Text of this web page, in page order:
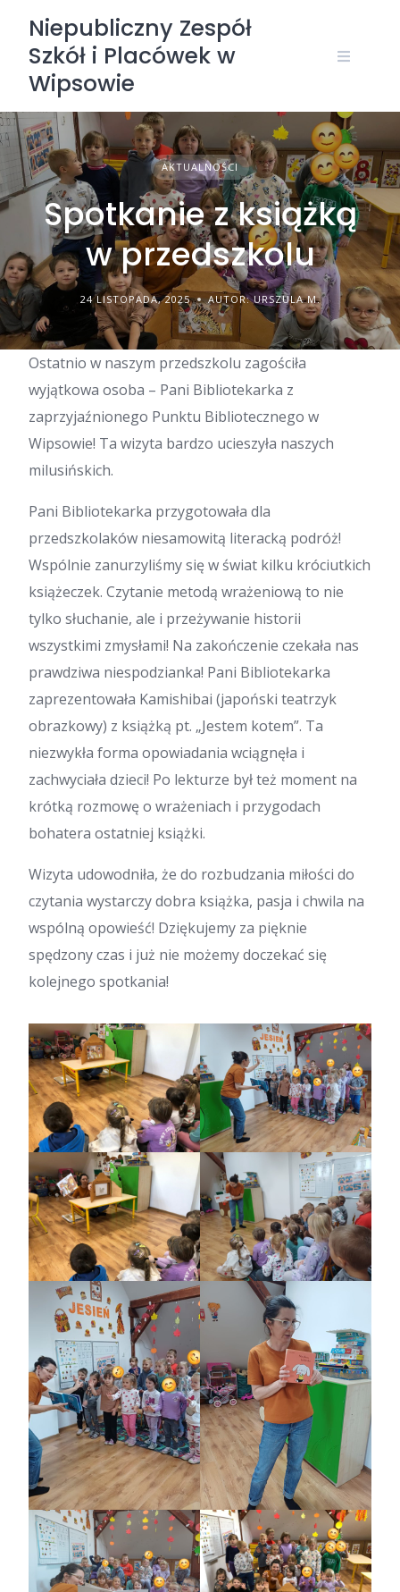
content
Niepubliczny Zespół
Szkół i Placówek w
Wipsowie
AKTUALNOŚCI
Spotkanie z książką
w przedszkolu
24 LISTOPADA, 2025 AUTOR: URSZULA M.
​Ostatnio w naszym przedszkolu zagościła
wyjątkowa osoba – Pani Bibliotekarka z
zaprzyjaźnionego Punktu Bibliotecznego w
Wipsowie! Ta wizyta bardzo ucieszyła naszych
milusińskich.
​Pani Bibliotekarka przygotowała dla
przedszkolaków niesamowitą literacką podróż!
Wspólnie zanurzyliśmy się w świat kilku króciutkich
książeczek. Czytanie metodą wrażeniową to nie
tylko słuchanie, ale i przeżywanie historii
wszystkimi zmysłami! Na zakończenie czekała nas
prawdziwa niespodzianka! Pani Bibliotekarka
zaprezentowała Kamishibai (japoński teatrzyk
obrazkowy) z książką pt. „Jestem kotem”. Ta
niezwykła forma opowiadania wciągnęła i
zachwyciała dzieci! Po lekturze był też moment na
krótką rozmowę o wrażeniach i przygodach
bohatera ostatniej książki.
​Wizyta udowodniła, że do rozbudzania miłości do
czytania wystarczy dobra książka, pasja i chwila na
wspólną opowieść! Dziękujemy za pięknie
spędzony czas i już nie możemy doczekać się
kolejnego spotkania!